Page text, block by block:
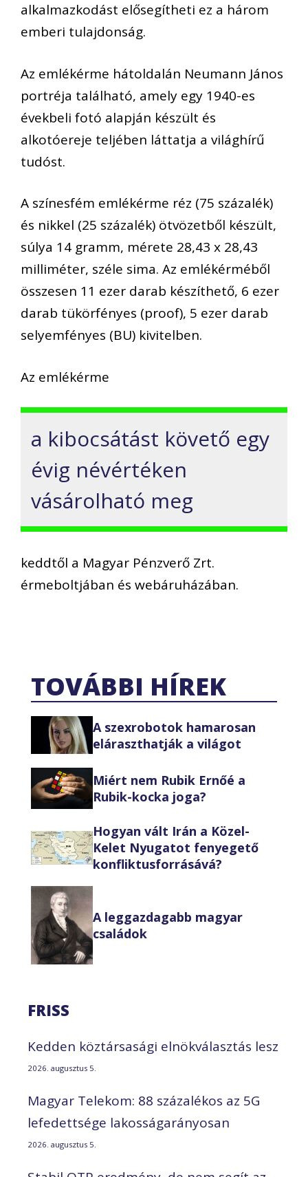
alkalmazkodást elősegítheti ez a három
emberi tulajdonság.
Az emlékérme hátoldalán Neumann János
portréja található, amely egy 1940-es
évekbeli fotó alapján készült és
alkotóereje teljében láttatja a világhírű
tudóst.
A színesfém emlékérme réz (75 százalék)
és nikkel (25 százalék) ötvözetből készült,
súlya 14 gramm, mérete 28,43 x 28,43
milliméter, széle sima. Az emlékérméből
összesen 11 ezer darab készíthető, 6 ezer
darab tükörfényes (proof), 5 ezer darab
selyemfényes (BU) kivitelben.
Az emlékérme
a kibocsátást követő egy
évig névértéken
vásárolható meg
keddtől a Magyar Pénzverő Zrt.
érmeboltjában és webáruházában.
TOVÁBBI HÍREK
A szexrobotok hamarosan
eláraszthatják a világot
Miért nem Rubik Ernőé a
Rubik-kocka joga?
Hogyan vált Irán a Közel-
Kelet Nyugatot fenyegető
konfliktusforrásává?
A leggazdagabb magyar
családok
FRISS
Kedden köztársasági elnökválasztás lesz
2026. augusztus 5.
Magyar Telekom: 88 százalékos az 5G
lefedettsége lakosságarányosan
2026. augusztus 5.